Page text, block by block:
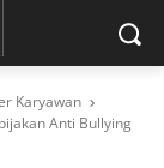
Karyawan
Anti Bullying